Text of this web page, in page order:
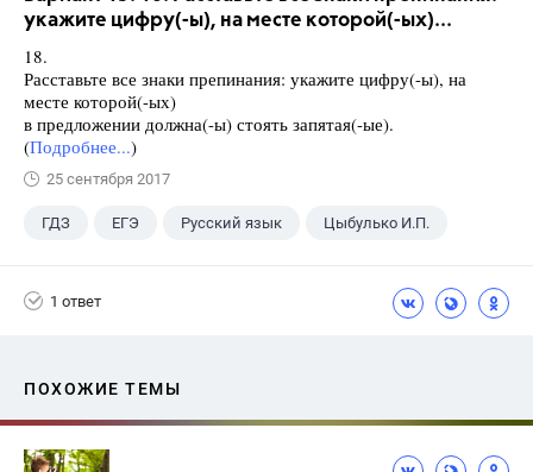
укажите цифру(-ы), на месте которой(-ых)...
18.
Расставьте все знаки препинания: укажите цифру(-ы), на
месте которой(-ых)
в предложении должна(-ы) стоять запятая(-ые).
(Подробнее...)
25 сентября 2017
ГДЗ ЕГЭ Русский язык Цыбулько И.П.
1 ответ
ПОХОЖИЕ ТЕМЫ